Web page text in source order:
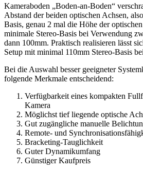
Kameraboden „Boden-an-Boden“
Abstand der beiden optischen Achsen,
Basis, genau 2 mal die Höhe der
minimale Stereo-Basis bei Verwendung
dann 100mm. Praktisch realisieren lässt
Setup mit minimal 110mm Stereo-Basis
Bei die Auswahl besser geeigneter
folgende Merkmale entscheidend:
Verfügbarkeit eines kompakten
Kamera
Möglichst tief liegende optische
Gut zugängliche manuelle
Remote- und
Bracketing-Tauglichkeit
Guter Dynamikumfang
Günstiger Kaufpreis